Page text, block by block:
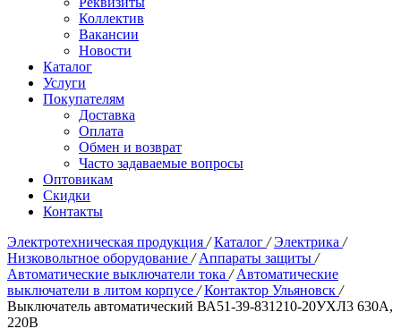
Коллектив
Вакансии
Новости
Каталог
Услуги
Покупателям
Доставка
Оплата
Обмен и возврат
Часто задаваемые вопросы
Оптовикам
Скидки
Контакты
Электротехническая продукция / Каталог / Электрика /
Низковольтное оборудование / Аппараты защиты /
Автоматические выключатели тока / Автоматические
выключатели в литом корпусе / Контактор Ульяновск /
Выключатель автоматический ВА51-39-831210-20УХЛ3 630А,
220В